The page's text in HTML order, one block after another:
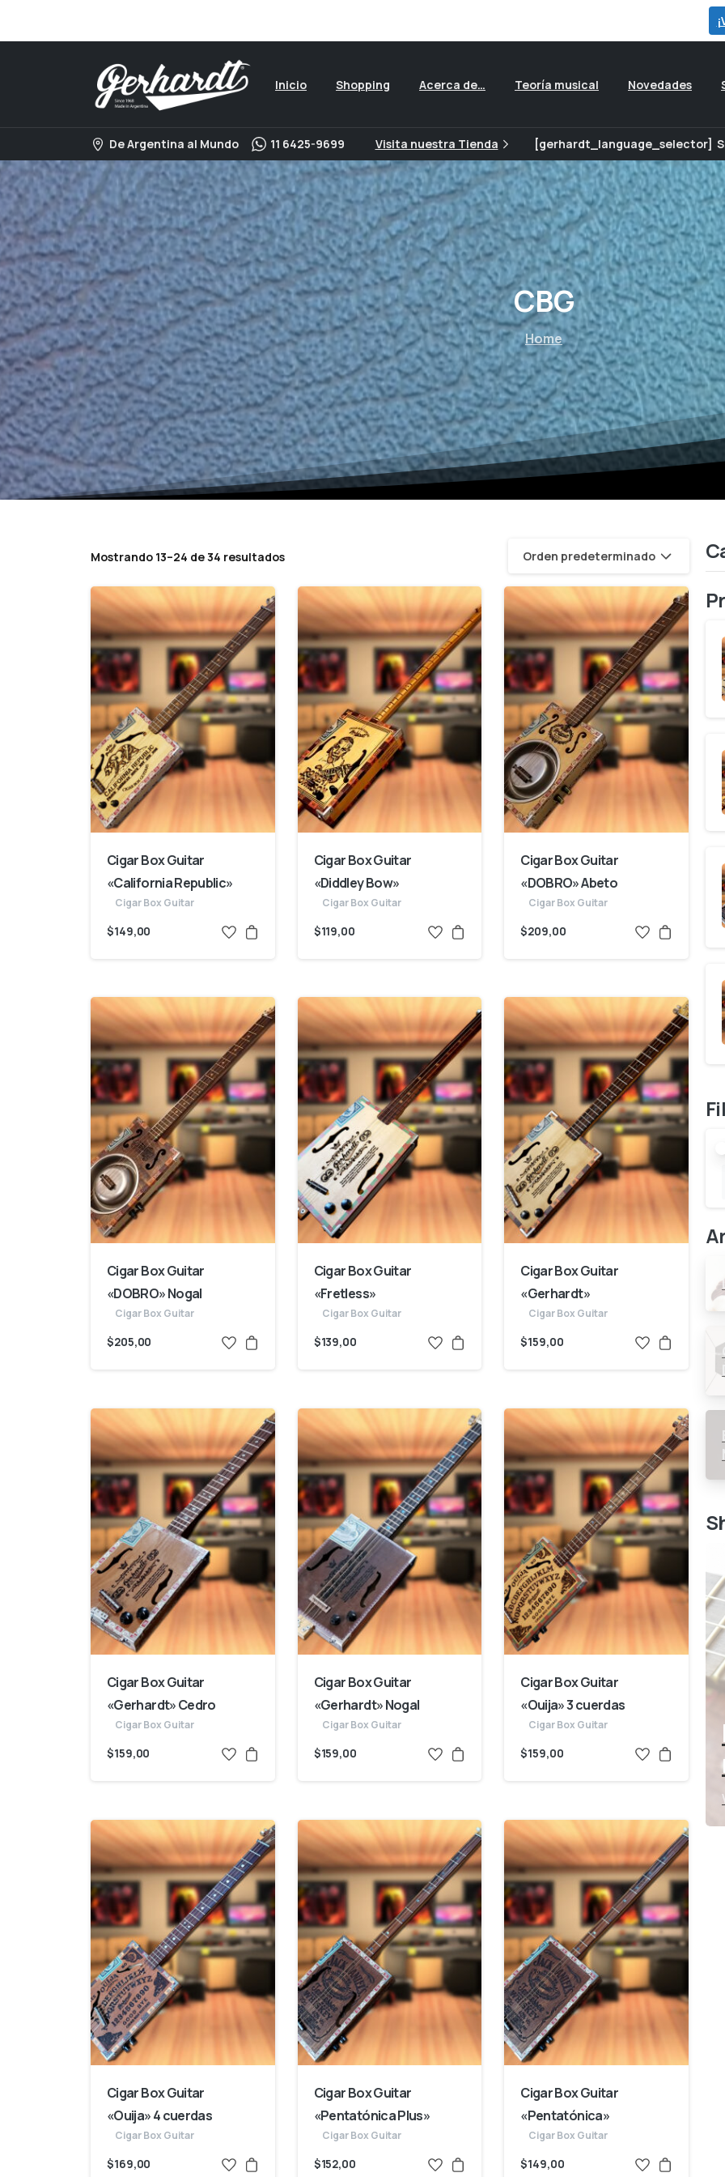
Inicio Shopping Acerca de… Teoría musical Novedades
De Argentina al Mundo 11 6425-9699 Visita nuestra Tienda [gerhardt_language_selector]
CBG
Home
Mostrando 13–24 de 34 resultados Orden predeterminado
Cigar Box Guitar
«California Republic»
Cigar Box Guitar
$149,00
Cigar Box Guitar
«Diddley Bow»
Cigar Box Guitar
$119,00
Cigar Box Guitar
«DOBRO» Abeto
Cigar Box Guitar
$209,00
Cigar Box Guitar
«DOBRO» Nogal
Cigar Box Guitar
$205,00
Cigar Box Guitar
«Fretless»
Cigar Box Guitar
$139,00
Cigar Box Guitar
«Gerhardt»
Cigar Box Guitar
$159,00
Cigar Box Guitar
«Gerhardt» Cedro
Cigar Box Guitar
$159,00
Cigar Box Guitar
«Gerhardt» Nogal
Cigar Box Guitar
$159,00
Cigar Box Guitar
«Ouija» 3 cuerdas
Cigar Box Guitar
$159,00
Cigar Box Guitar
«Ouija» 4 cuerdas
Cigar Box Guitar
$169,00
Cigar Box Guitar
«Pentatónica Plus»
Cigar Box Guitar
$152,00
Cigar Box Guitar
«Pentatónica»
Cigar Box Guitar
$149,00